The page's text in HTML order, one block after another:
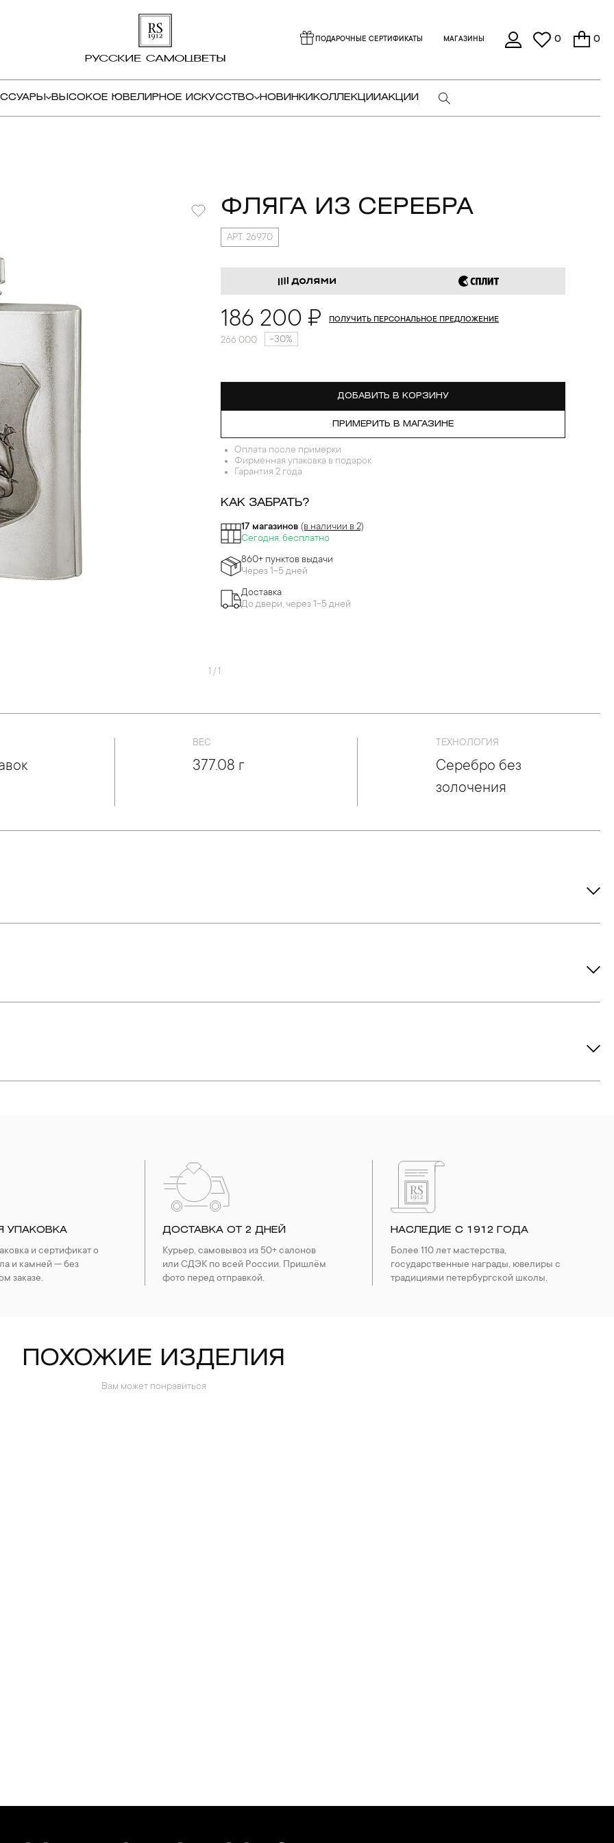
ПОДАРОЧНЫЕ СЕРТИФИКАТЫ МАГАЗИНЫ 0 0
ВЫСОКОЕ ЮВЕЛИРНОЕ ИСКУССТВО НОВИНКИ КОЛЛЕКЦИИАКЦИИ
1 / 1
ФЛЯГА ИЗ СЕРЕБРА
АРТ. 26970
186 200 ₽ ПОЛУЧИТЬ ПЕРСОНАЛЬНОЕ ПРЕДЛОЖЕНИЕ
266 000 -30%
ДОБАВИТЬ В КОРЗИНУ
ПРИМЕРИТЬ В МАГАЗИНЕ
Оплата после примерки
Фирменная упаковка в подарок
Гарантия 2 года
КАК ЗАБРАТЬ?
17 магазинов (в наличии в 2)
Сегодня, бесплатно
860+ пунктов выдачи
Через 1-5 дней
Доставка
До двери, через 1-5 дней
ВЕС
377.08 г
ТЕХНОЛОГИЯ
Серебро без
золочения
беречь от воздействия влаги, необходимо позолоченные изделия. Также высокую влажность плохо переносят жемчуг,
УПАКОВКА
и сертификат о
и камней — без
заказе.
ДОСТАВКА ОТ 2 ДНЕЙ
Курьер, самовывоз из 50+ салонов
или СДЭК по всей России. Пришлём
фото перед отправкой.
НАСЛЕДИЕ С 1912 ГОДА
Более 110 лет мастерства,
государственные награды, ювелиры с
традициями петербургской школы.
ПОХОЖИЕ ИЗДЕЛИЯ
Вам может понравиться